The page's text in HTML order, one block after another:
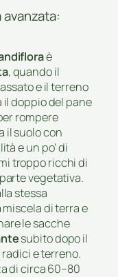
è
, quando il
e il terreno
doppio del pane
rompere
il suolo con
e un po’ di
troppo ricchi di
vegetativa.
stessa
di terra e
le sacche
subito dopo il
e terreno.
di circa 60–80